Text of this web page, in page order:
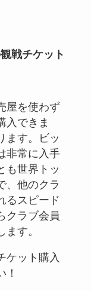
戦チケット
屋を使わず
入できま
ます。ビッ
非常に入手
も世界トッ
、他のクラ
るスピード
クラブ会員
す。
ケット購入
！